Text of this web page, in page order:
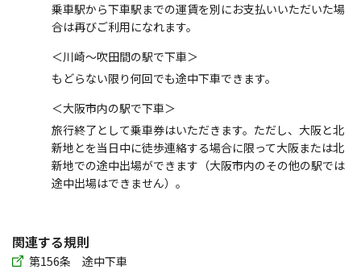
乗車駅から下車駅までの運賃を別にお支払いいただいた場
合は再びご利用になれます。
＜川崎～吹田間の駅で下車＞
もどらない限り何回でも途中下車できます。
＜大阪市内の駅で下車＞
旅行終了として乗車券はいただきます。ただし、大阪と北
新地とを当日中に徒歩連絡する場合に限って大阪または北
新地での途中出場ができます（大阪市内のその他の駅では
途中出場はできません）。
関連する規則
第156条 途中下車